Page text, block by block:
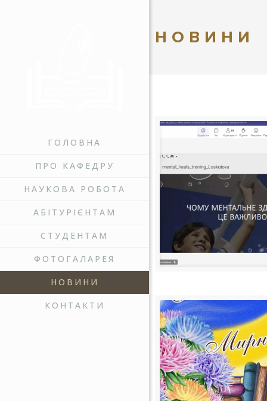
ГОЛОВНА
ПРО КАФЕДРУ
НАУКОВА РОБОТА
АБІТУРІЄНТАМ
СТУДЕНТАМ
ФОТОГАЛАРЕЯ
НОВИНИ
КОНТАКТИ
НОВИНИ